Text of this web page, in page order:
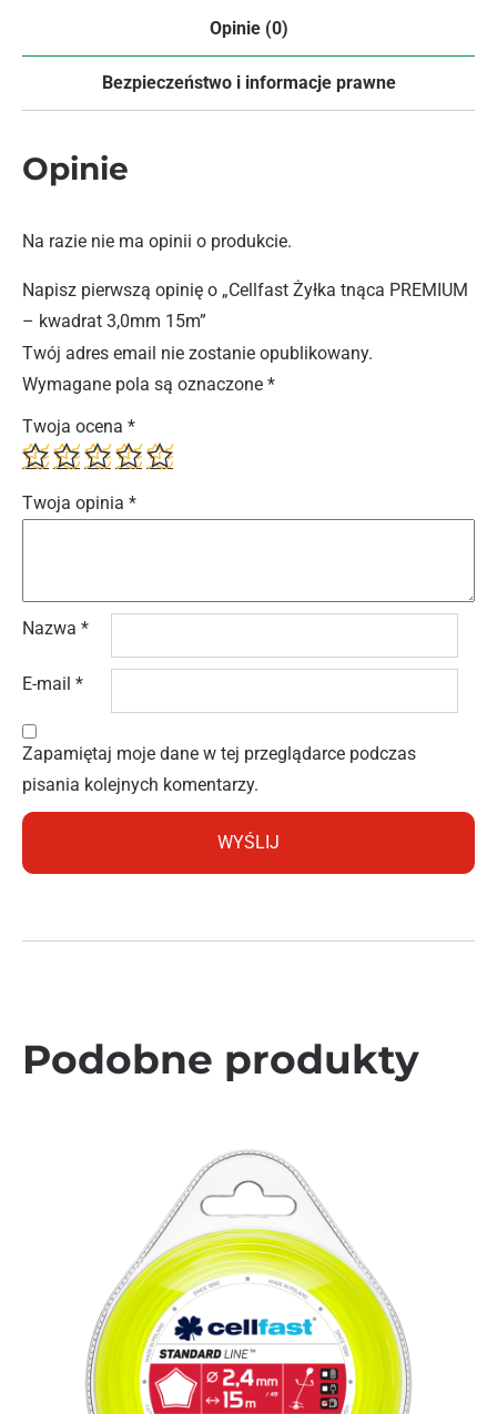
Opinie (0)
Bezpieczeństwo i informacje prawne
Opinie
Na razie nie ma opinii o produkcie.
Napisz pierwszą opinię o „Cellfast Żyłka tnąca PREMIUM
– kwadrat 3,0mm 15m”
Twój adres email nie zostanie opublikowany.
Wymagane pola są oznaczone *
Twoja ocena *
Twoja opinia *
Nazwa *
E-mail *
Zapamiętaj moje dane w tej przeglądarce podczas
pisania kolejnych komentarzy.
Podobne produkty